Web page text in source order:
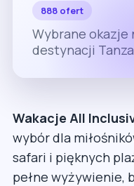
888 ofert
Wybrane okazje
destynacji
Wakacje All
wybór dla
safari i pięknych
pełne wyżywienie,